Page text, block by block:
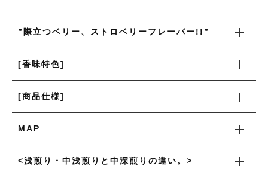
”際立つベリー、ストロベリーフレーバー!!”
[香味特色]
[商品仕様]
MAP
<浅煎り・中浅煎りと中深煎りの違い。>
当店について
お知らせ
ブログ
お問い合わせ